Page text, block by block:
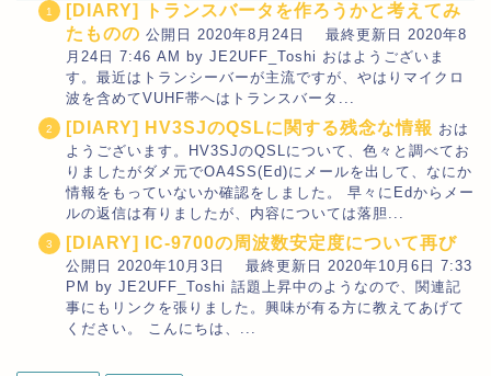
[DIARY] トランスバータを作ろうかと考えてみ
たものの 公開日 2020年8月24日 最終更新日 2020年8
月24日 7:46 AM by JE2UFF_Toshi おはようございま
す。最近はトランシーバーが主流ですが、やはりマイクロ
波を含めてVUHF帯へはトランスバータ...
[DIARY] HV3SJのQSLに関する残念な情報 おは
ようございます。HV3SJのQSLについて、色々と調べてお
りましたがダメ元でOA4SS(Ed)にメールを出して、なにか
情報をもっていないか確認をしました。 早々にEdからメー
ルの返信は有りましたが、内容については落胆...
[DIARY] IC-9700の周波数安定度について再び
公開日 2020年10月3日 最終更新日 2020年10月6日 7:33
PM by JE2UFF_Toshi 話題上昇中のようなので、関連記
事にもリンクを張りました。興味が有る方に教えてあげて
ください。 こんにちは、...